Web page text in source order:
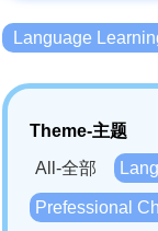
Language
Theme-主题
All-全部
Prefessional